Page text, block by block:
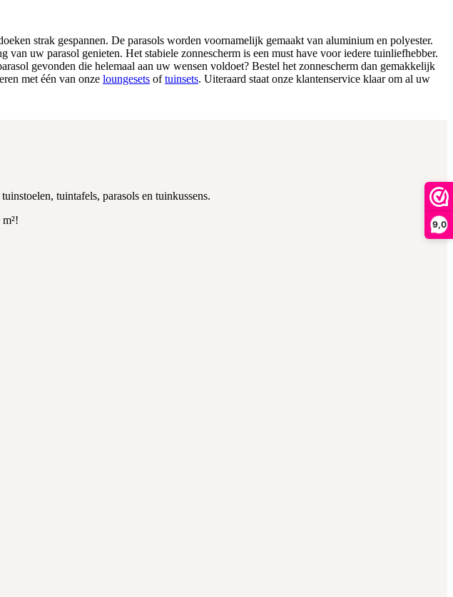
9,0
strak gespannen. De parasols worden voornamelijk gemaakt van aluminium en polyester.
uw parasol genieten. Het stabiele zonnescherm is een must have voor iedere tuinliefhebber.
gevonden die helemaal aan uw wensen voldoet? Bestel het zonnescherm dan gemakkelijk
met één van onze loungesets oftuinsets. Uiteraard staat onze klantenservice klaar om al uw
tuintafels, parasols en tuinkussens.